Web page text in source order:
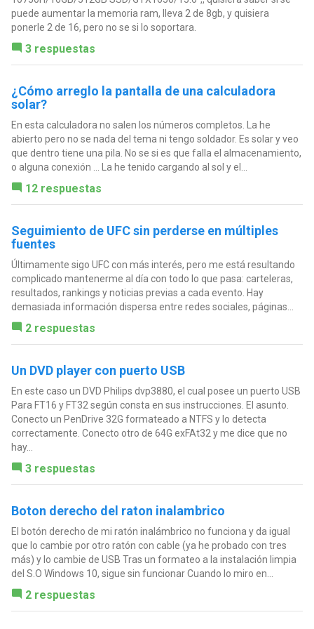
puede aumentar la memoria ram, lleva 2 de 8gb, y quisiera
ponerle 2 de 16, pero no se si lo soportara.
3 respuestas
¿Cómo arreglo la pantalla de una calculadora
solar?
En esta calculadora no salen los números completos. La he
abierto pero no se nada del tema ni tengo soldador. Es solar y veo
que dentro tiene una pila. No se si es que falla el almacenamiento,
o alguna conexión ... La he tenido cargando al sol y el...
12 respuestas
Seguimiento de UFC sin perderse en múltiples
fuentes
Últimamente sigo UFC con más interés, pero me está resultando
complicado mantenerme al día con todo lo que pasa: carteleras,
resultados, rankings y noticias previas a cada evento. Hay
demasiada información dispersa entre redes sociales, páginas...
2 respuestas
Un DVD player con puerto USB
En este caso un DVD Philips dvp3880, el cual posee un puerto USB
Para FT16 y FT32 según consta en sus instrucciones. El asunto.
Conecto un PenDrive 32G formateado a NTFS y lo detecta
correctamente. Conecto otro de 64G exFAt32 y me dice que no
hay...
3 respuestas
Boton derecho del raton inalambrico
El botón derecho de mi ratón inalámbrico no funciona y da igual
que lo cambie por otro ratón con cable (ya he probado con tres
más) y lo cambie de USB Tras un formateo a la instalación limpia
del S.O Windows 10, sigue sin funcionar Cuando lo miro en...
2 respuestas